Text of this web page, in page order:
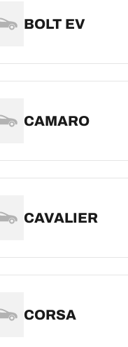
BOLT EV
CAMARO
CAVALIER
CORSA